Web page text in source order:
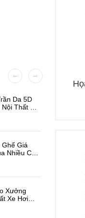
Da 5D
Thất Ô
Tay
Ghế Giá
Nhiều Có
Xưởng
Xe Hơi
Da Bọc